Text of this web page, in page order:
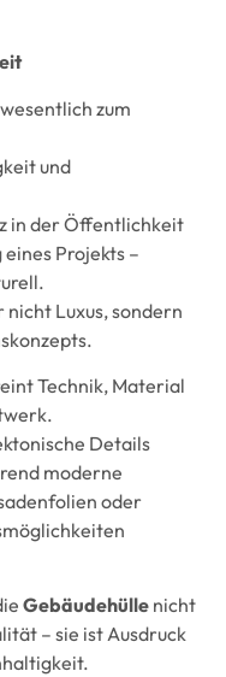
zum
und
in der Öffentlichkeit
Projekts –
Luxus, sondern
Technik, Material
Details
moderne
oder
Gebäudehülle nicht
– sie ist Ausdruck